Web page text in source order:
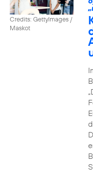
Credits: GettyImages /
Maskot